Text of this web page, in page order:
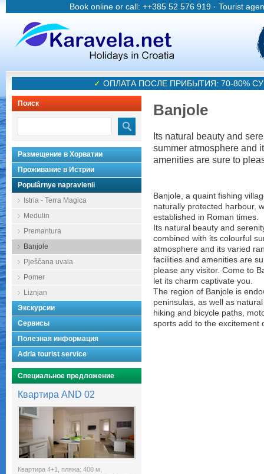
Book online or call: ++385 52 576 919 · Tourist
✓ ОПЛАТА ПОСЛЕ ПРИБЫТИЯ: 70-80%
Поиск
Размещение в Хорватии
Проживание в Истрии
Populârnye napravlenii
Istria - Terra Magica
Medulin
Premantura
Banjole
Pješčana uvala
Pomer
Liznjan
Экскурсии
Сервисы
Полезная информация
Adria tourist service
Специальное предложение
Квартира AND 02
Квартира 4+1, пляжа: 400 м,
Banjole
Its natural beauty and
summer atmosphere and
amenities are sure to
Banjole, a quaint fishing
naturally protected harbour,
established in Roman times.
Its natural beauty and
combined with its colourful
atmosphere and its varied
facilities and amenities are
please any visitor. Come to
let its charm captivate you.
The region of Banjole is
peninsulas, as well as
hiking and bicycle paths,
sports add to the excitement